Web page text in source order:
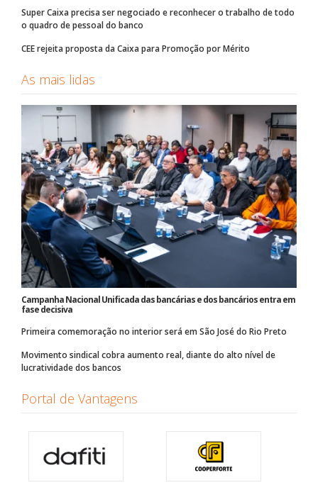
Super Caixa precisa ser negociado e reconhecer o trabalho de todo
o quadro de pessoal do banco
CEE rejeita proposta da Caixa para Promoção por Mérito
As mais lidas
Campanha Nacional Unificada das bancárias e dos bancários entra em
fase decisiva
Primeira comemoração no interior será em São José do Rio Preto
Movimento sindical cobra aumento real, diante do alto nível de
lucratividade dos bancos
Portal de Vantagens